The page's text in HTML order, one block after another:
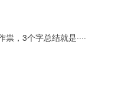
，3个字总结就是····